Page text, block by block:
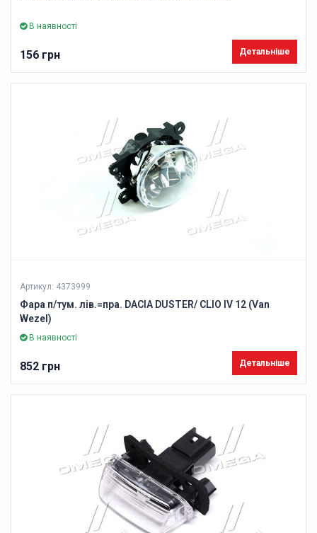
В наявності
156 грн Детальніше
Артикул: 4373999
Фара п/тум. лів.=пра. DACIA DUSTER/ CLIO IV 12 (Van
Wezel)
В наявності
852 грн Детальніше